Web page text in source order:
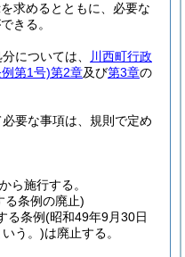
求めるとともに、必要な
きる。
については、
川西町行政
第1号)第2章及び第3章の
要な事項は、規則で定め
ら施行する。
る条例の廃止)
る条例(昭和49年9月30日
う。)は廃止する。